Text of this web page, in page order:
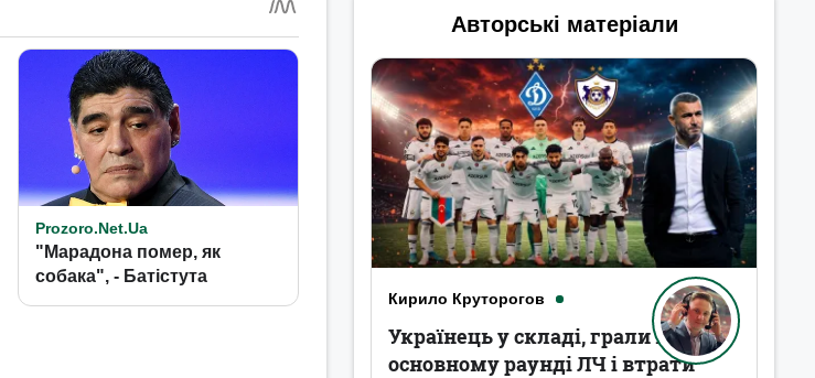
Авторські матеріали
Кирило Круторогов
Українець у складі, грали в
основному раунді ЛЧ і втрати